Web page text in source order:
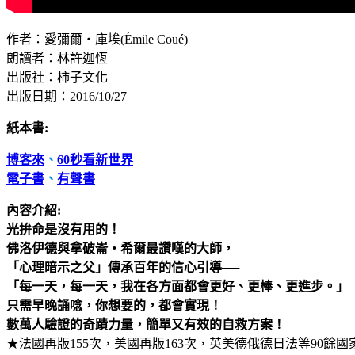
作者：愛彌爾‧庫埃(Émile Coué)
朗讀者：林許迦恆
出版社：柿子文化
出版日期：2016/10/27
紙本書:
博客來 、 60秒看新世界
電子書 、 有聲書
內容介紹:
光拚命是沒有用的！
佛洛伊德與拿破崙‧希爾最讚嘆的大師，
「心理暗示之父」傳承百年的信心引導──
「每一天，每一天，我在各方面都會更好、更棒、更進步。」
只需早晚誦唸，你想要的，都會實現！
數萬人驗證的奇蹟力量，簡單又有效的自救方案！
★法國再版155次，美國再版163次，英美德俄德日法等90餘國